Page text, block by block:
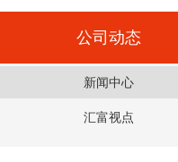
公司动态
新闻中心
汇富视点